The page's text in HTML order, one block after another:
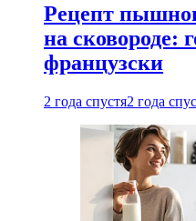
Рецепт
на сковороде:
французски
2 года спустя2 года